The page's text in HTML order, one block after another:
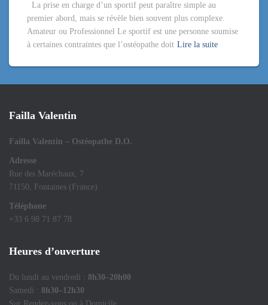
La prise en charge d’un sportif peut paraître simple au
premier abord, mais se révèle bien souvent plus complexe.
Amateur ou Professionnel Le sportif est une personne soumise
à certaines contraintes que l’ostéopathe doit Lire la suite
Failla Valentin
Failla Valentin – Ostéopathe D.O.
Adresse
Rue des Maréchaux, 7
71150, Fontaines (France)
Téléphone
+33 6 98 71 87 78
Heures d’ouverture
Du lundi au vendredi : 8h30–20h00
Samedi : 8h30–12h30